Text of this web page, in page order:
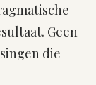
Geen
die